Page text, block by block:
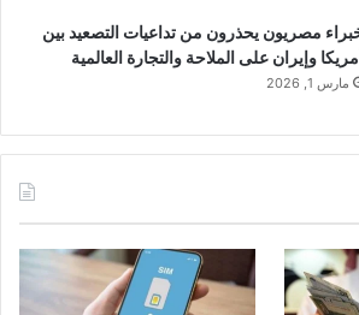
مصريون يحذرون من تداعيات التصعيد بين
وإيران على الملاحة والتجارة العالمية
مارس 1, 2026